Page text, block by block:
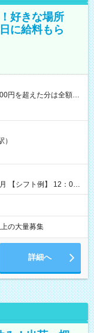
好きな場所
に給料もら
払いOK！
お仕事後はコンビニ
の大量募集
詳細へ